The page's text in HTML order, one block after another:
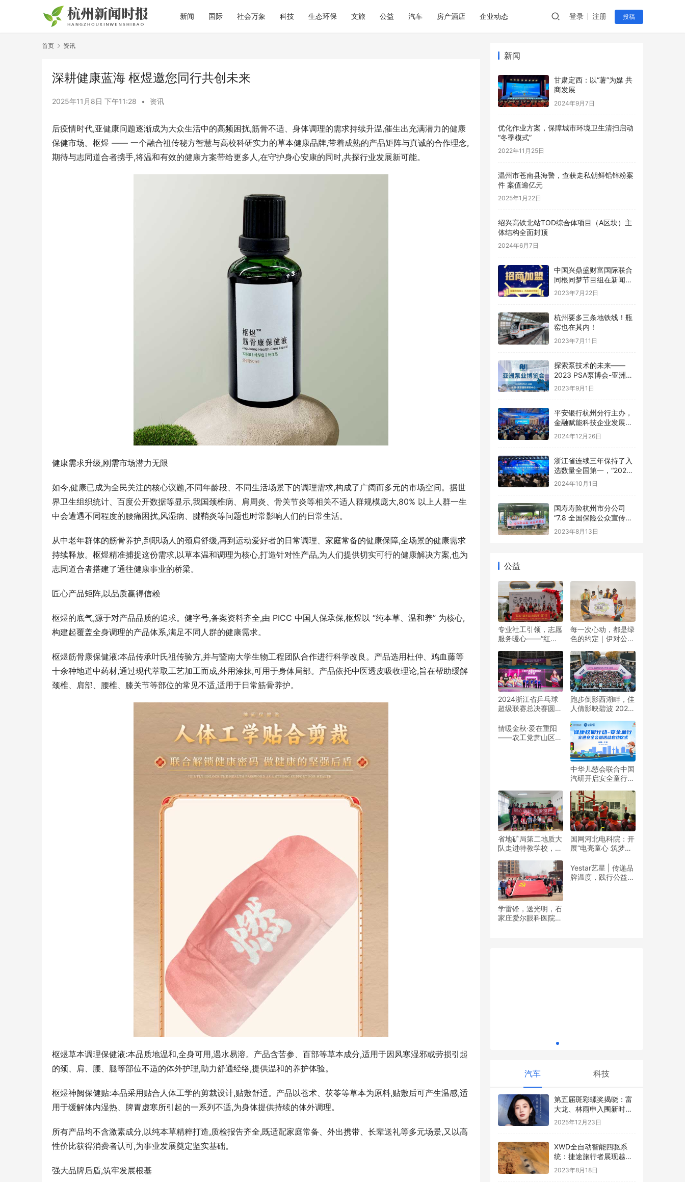
新闻 国际 社会万象 科技 生态环保 文旅 公益 汽车 房产酒店 企业动态 登录 注册 投稿
首页 资讯
深耕健康蓝海 枢煜邀您同行共创未来
2025年11月8日 下午11:28 • 资讯
后疫情时代,亚健康问题逐渐成为大众生活中的高频困扰,筋骨不适、身体调理的需求持续升温,催生出充满潜力的健康
保健市场。枢煜 —— 一个融合祖传秘方智慧与高校科研实力的草本健康品牌,带着成熟的产品矩阵与真诚的合作理念,
期待与志同道合者携手,将温和有效的健康方案带给更多人,在守护身心安康的同时,共探行业发展新可能。
健康需求升级,刚需市场潜力无限
如今,健康已成为全民关注的核心议题,不同年龄段、不同生活场景下的调理需求,构成了广阔而多元的市场空间。据世
界卫生组织统计、百度公开数据等显示,我国颈椎病、肩周炎、骨关节炎等相关不适人群规模庞大,80% 以上人群一生
中会遭遇不同程度的腰痛困扰,风湿病、腱鞘炎等问题也时常影响人们的日常生活。
从中老年群体的筋骨养护,到职场人的颈肩舒缓,再到运动爱好者的日常调理、家庭常备的健康保障,全场景的健康需求
持续释放。枢煜精准捕捉这份需求,以草本温和调理为核心,打造针对性产品,为人们提供切实可行的健康解决方案,也为
志同道合者搭建了通往健康事业的桥梁。
匠心产品矩阵,以品质赢得信赖
枢煜的底气,源于对产品品质的追求。健字号,备案资料齐全,由 PICC 中国人保承保,枢煜以 “纯本草、温和养” 为核心,
构建起覆盖全身调理的产品体系,满足不同人群的健康需求。
枢煜筋骨康保健液:本品传承叶氏祖传验方,并与暨南大学生物工程团队合作进行科学改良。产品选用杜仲、鸡血藤等
十余种地道中药材,通过现代萃取工艺加工而成,外用涂抹,可用于身体局部。产品依托中医透皮吸收理论,旨在帮助缓解
颈椎、肩部、腰椎、膝关节等部位的常见不适,适用于日常筋骨养护。
枢煜草本调理保健液:本品质地温和,全身可用,遇水易溶。产品含苦参、百部等草本成分,适用于因风寒湿邪或劳损引起
的颈、肩、腰、腿等部位不适的体外护理,助力舒通经络,提供温和的养护体验。
枢煜神阙保健贴:本品采用贴合人体工学的剪裁设计,贴敷舒适。产品以苍术、茯苓等草本为原料,贴敷后可产生温感,适
用于缓解体内湿热、脾胃虚寒所引起的一系列不适,为身体提供持续的体外调理。
所有产品均不含激素成分,以纯本草精粹打造,质检报告齐全,既适配家庭常备、外出携带、长辈送礼等多元场景,又以高
性价比获得消费者认可,为事业发展奠定坚实基础。
强大品牌后盾,筑牢发展根基
新闻
甘肃定西：以“薯”为媒 共
商发展
2024年9月7日
优化作业方案，保障城市环境卫生清扫启动
“冬季模式”
2022年11月25日
温州市苍南县海警，查获走私朝鲜铅锌粉案
件 案值逾亿元
2025年1月22日
绍兴高铁北站TOD综合体项目（A区块）主
体结构全面封顶
2024年6月7日
中国兴鼎盛财富国际联合
同根同梦节目组在新闻发
布会发起招商令
2023年7月22日
杭州要多三条地铁线！瓶
窑也在其内！
2023年7月11日
探索泵技术的未来——
2023 PSA泵博会-亚洲泵
业博览会 中国南京
2023年9月1日
平安银行杭州分行主办，
金融赋能科技企业发展大
会在杭州圆满落地
2024年12月26日
浙江省连续三年保持了入
选数量全国第一，“2024
数字贸易系列评选”在杭州
2024年10月1日
国寿寿险杭州市分公司
“7.8 全国保险公众宣传日”
活动精彩纷呈
2023年8月13日
公益
专业社工引领，志愿
服务暖心——“红心”
每一次心动，都是绿
色的约定｜伊对公益
双向奔赴
2024浙江省乒乓球
超级联赛总决赛圆满
跑步倒影西湖畔，佳
人倩影映碧波 2024
靓丽开赛
情暖金秋·爱在重阳
——农工党萧山区基
中华儿慈会联合中国
汽研开启安全童行公
省地矿局第二地质大
队走进特教学校，暖
国网河北电科院：开
展“电亮童心 筑梦未
学雷锋，送光明，石
家庄爱尔眼科医院党
Yestar艺星 | 传递品
牌温度，践行公益之
爱尔眼科携手石家庄地铁开展国际医生节特
受台风“暹芭”影响，海南岛东北部和中南
部、广东汕尾等地的部分地区出现大到暴雨
承礼守护“星星的孩子” 推进自闭症儿童关爱
汽车 科技
第五届斑彩螺奖揭晓：富
大龙、林雨申入围新时代
现实题材最佳演员
2025年12月23日
XWD全自动智能四驱系
统：捷途旅行者展现越野
能力的极致
2023年8月18日